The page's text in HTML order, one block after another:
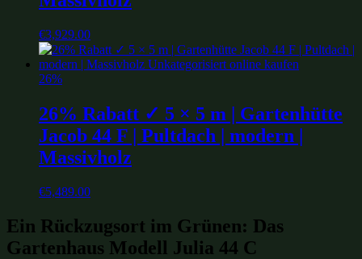
€3,929.00
26%
26% Rabatt ✓ 5 × 5 m | Gartenhütte
Jacob 44 F | Pultdach | modern |
Massivholz
€5,489.00
Ein Rückzugsort im Grünen: Das
Gartenhaus Modell Julia 44 C